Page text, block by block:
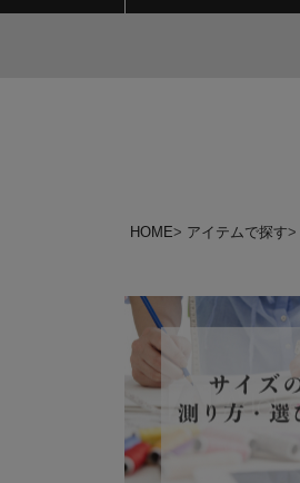
HOME アイテムで探す